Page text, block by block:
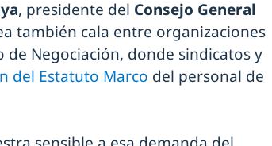
, presidente del Consejo General
también cala entre organizaciones
Negociación, donde sindicatos y
del Estatuto Marco del personal de